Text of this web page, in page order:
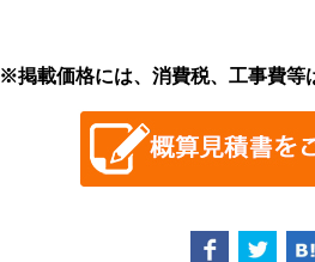
※掲載価格には、消費税、工事費等